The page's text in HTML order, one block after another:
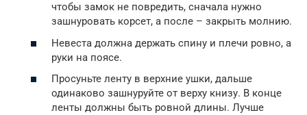
чтобы замок не повредить, сначала нужно
зашнуровать корсет, а после – закрыть молнию.
Невеста должна держать спину и плечи ровно, а
руки на поясе.
Просуньте ленту в верхние ушки, дальше
одинаково зашнуруйте от верху книзу. В конце
ленты должны быть ровной длины. Лучше